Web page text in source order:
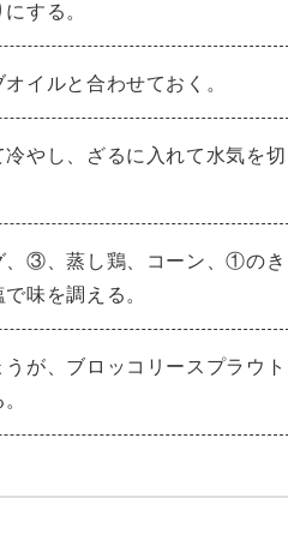
する。
イルと合わせておく。
やし、ざるに入れて水気を切
③、蒸し鶏、コーン、①のき
味を調える。
が、ブロッコリースプラウト